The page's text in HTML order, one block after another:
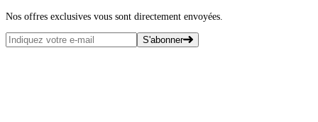
Nos offres exclusives vous sont directement envoyées.
S'abonner